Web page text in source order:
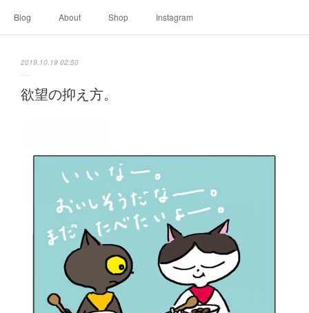
Blog About Shop Instagram
2019.10.19 02:50
欲望の抑え方。